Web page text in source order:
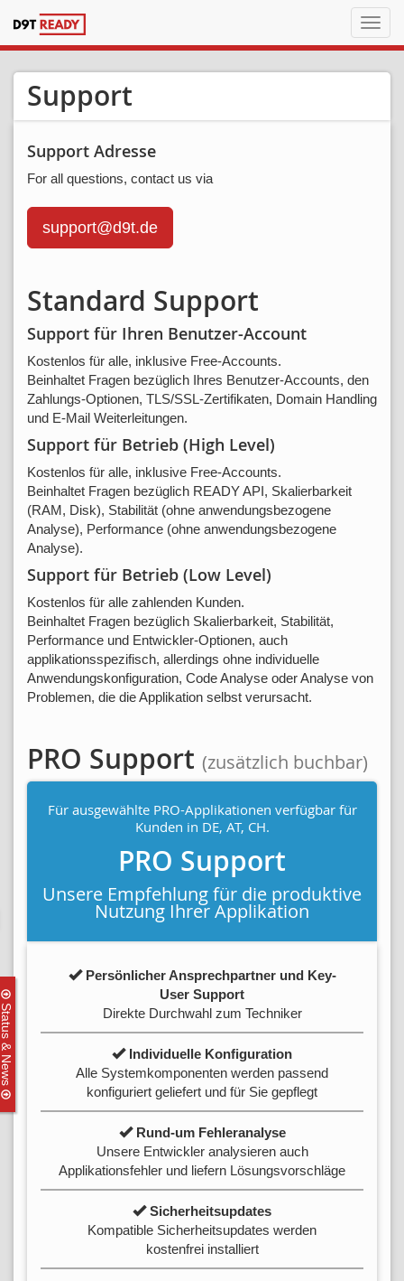
ein/
Support
Support Adresse
For all questions, contact us via
support@d9t.de
Standard Support
Support für Ihren Benutzer-Account
Kostenlos für alle, inklusive Free-Accounts.
Beinhaltet Fragen bezüglich Ihres Benutzer-Accounts, den
Zahlungs-Optionen, TLS/SSL-Zertifikaten, Domain Handling
und E-Mail Weiterleitungen.
Support für Betrieb (High Level)
Kostenlos für alle, inklusive Free-Accounts.
Beinhaltet Fragen bezüglich READY API, Skalierbarkeit
(RAM, Disk), Stabilität (ohne anwendungsbezogene
Analyse), Performance (ohne anwendungsbezogene
Analyse).
Support für Betrieb (Low Level)
Kostenlos für alle zahlenden Kunden.
Beinhaltet Fragen bezüglich Skalierbarkeit, Stabilität,
Performance und Entwickler-Optionen, auch
applikationsspezifisch, allerdings ohne individuelle
Anwendungskonfiguration, Code Analyse oder Analyse von
Problemen, die die Applikation selbst verursacht.
PRO Support (zusätzlich buchbar)
Für ausgewählte PRO-Applikationen verfügbar für
Kunden in DE, AT, CH.
PRO Support
Unsere Empfehlung für die produktive
Nutzung Ihrer Applikation
Persönlicher Ansprechpartner und Key-
User Support
Direkte Durchwahl zum Techniker
Individuelle Konfiguration
Alle Systemkomponenten werden passend
konfiguriert geliefert und für Sie gepflegt
Rund-um Fehleranalyse
Unsere Entwickler analysieren auch
Applikationsfehler und liefern Lösungsvorschläge
Sicherheitsupdates
Kompatible Sicherheitsupdates werden
kostenfrei installiert
Status & News